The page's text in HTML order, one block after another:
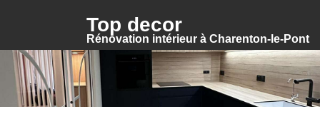
Top decor
Rénovation intérieur à Charenton-le-Pont